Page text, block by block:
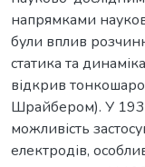
напрямками
були вплив
статика та
відкрив
Шрайбером). У
можливість
електродів,